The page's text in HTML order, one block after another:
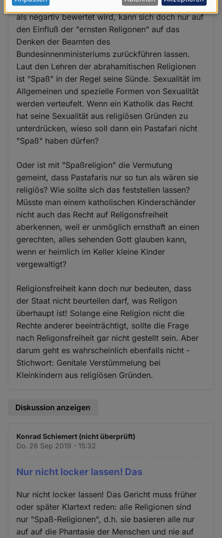
als "Spaßreligionen"? Der Umstand, dass "Spaß"
als negartiv bewertet wird, kann sich doch nur auf
den Einfluß der "ernsten Religonen" auf das
Denken der Beamten des
Bundesinnenministeriums zurückführen lassen.
Laut den Lehren der abrahamitischen Religionen
ist "Spaß" in der Regel seine Sünde. Sexualität im
Allgemeinen und spezielle Formen von Sexualität
werden verteufelt. Wenn ein Katholik das Recht
hat seine Sexualität aus religiösen Gründen zu
unterdrücken, wieso soll dann ein Pastafari nicht
"Spaß" haben dürfen?
Oder ist mit "Spaßreligion" die Vermutung
gemeint, dass Pastafaris nur so tun als wären sie
religiös? Wie sollte sich das feststellen lassen?
Müsste man einem katholischen Kinderschänder
nicht auch das Recht auf Religonsfreiheit
aberkennen, weil er unmöglich ernsthaft an einen
gerechten, alles sehenden Gott glauben kann,
wenn er heimlich im Keller kleine Kinder
vergewaltigt?
Religionsfreiheit kann doch nur bedeuten, dass
der Staat nicht beurteilen darf, was Religon
überhaupt ist! Solange eine Religion nicht die
Rechte anderer beeinträchtigt, sollte die Frage
nach Religonsfreiheit gar nicht gestellt sein. Aber
darum geht es wahrscheinlich ebenfalls nicht -
Stichwort: Genitale Verstümmelung bei
Kleinkindern aus religiösen Gründen.
Diskussion anzeigen
Konrad Schiemert (nicht überprüft)
Do. 26 Sep 2019 - 15:32
Nur nicht locker lassen! Das
Nur nicht locker lassen! Das Gericht muss früher
oder später Klartext reden: alle Religionen sind
nur "Spaß-Religionen", d.h. sie basieren alle nur
auf auf die Phantasie der Menschen und nie auf
Daten
und
Cookies